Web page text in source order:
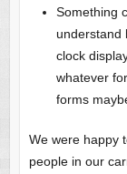
Something
understand
clock
whatever
forms
We were happy
people in our